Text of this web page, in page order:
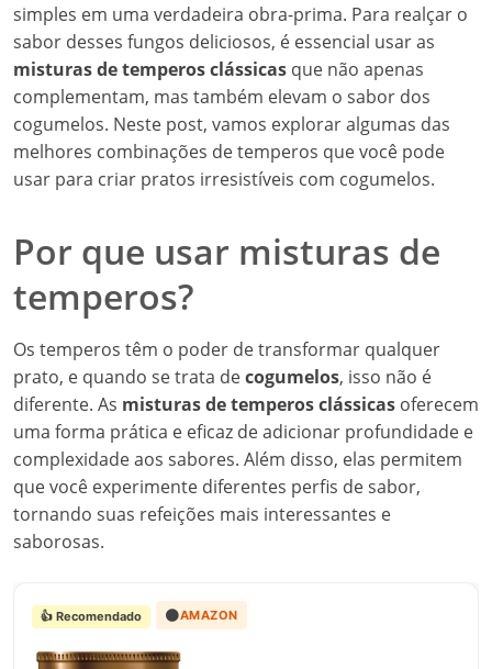
simples em uma verdadeira obra-prima. Para realçar o
sabor desses fungos deliciosos, é essencial usar as
misturas de temperos clássicas que não apenas
complementam, mas também elevam o sabor dos
cogumelos. Neste post, vamos explorar algumas das
melhores combinações de temperos que você pode
usar para criar pratos irresistíveis com cogumelos.
Por que usar misturas de
temperos?
Os temperos têm o poder de transformar qualquer
prato, e quando se trata decogumelos, isso não é
diferente. As misturas de temperos clássicas oferecem
uma forma prática e eficaz de adicionar profundidade e
complexidade aos sabores. Além disso, elas permitem
que você experimente diferentes perfis de sabor,
tornando suas refeições mais interessantes e
saborosas.
👍 Recomendado 🟠AMAZON